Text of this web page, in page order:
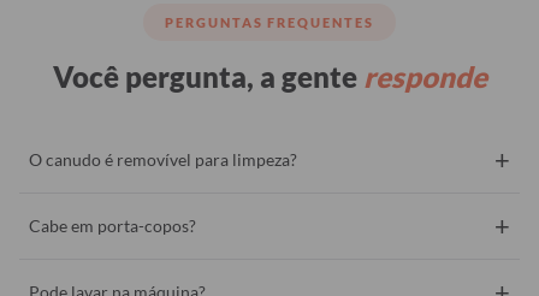
PERGUNTAS FREQUENTES
Você pergunta, a gente responde
O canudo é removível para limpeza? +
Cabe em porta-copos? +